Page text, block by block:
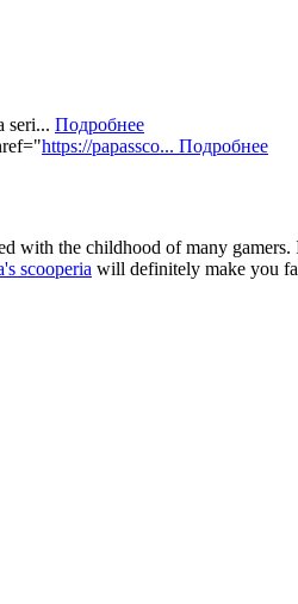
seri... Подробнее
https://papassco... Подробнее
with the childhood of many gamers.
scooperia will definitely make you